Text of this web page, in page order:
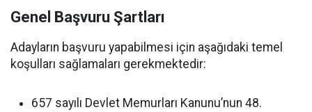
Genel Başvuru Şartları
Adayların başvuru yapabilmesi için aşağıdaki temel
koşulları sağlamaları gerekmektedir:
657 sayılı Devlet Memurları Kanunu’nun 48.